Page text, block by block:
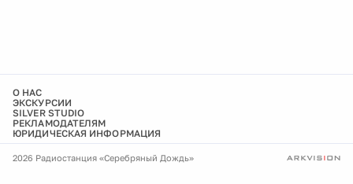
О НАС
ЭКСКУРСИИ
SILVER STUDIO
РЕКЛАМОДАТЕЛЯМ
ЮРИДИЧЕСКАЯ ИНФОРМАЦИЯ
2026 Радиостанция «Серебряный Дождь»